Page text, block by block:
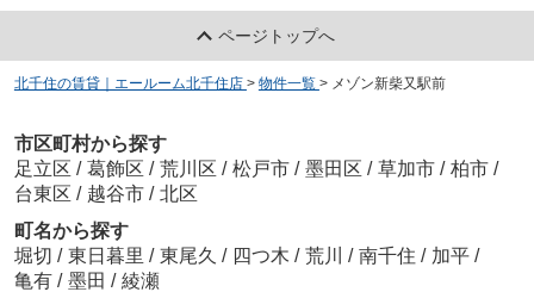
ページトップへ
北千住の賃貸｜エールーム北千住店 > 物件一覧 > メゾン新柴又駅前
市区町村から探す
足立区 / 葛飾区 / 荒川区 / 松戸市 / 墨田区 / 草加市 / 柏市 /
台東区 / 越谷市 / 北区
町名から探す
堀切 / 東日暮里 / 東尾久 / 四つ木 / 荒川 / 南千住 / 加平 /
亀有 / 墨田 / 綾瀬